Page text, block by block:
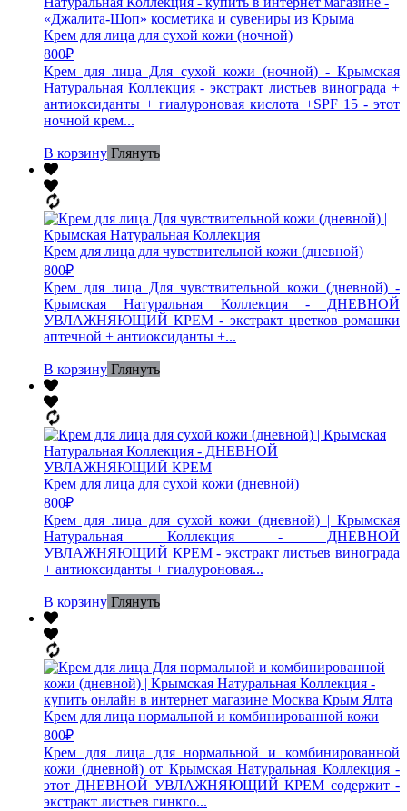
Крем для лица для сухой кожи (ночной)
800₽
Крем для лица Для сухой кожи (ночной) - Крымская
Натуральная Коллекция - экстракт листьев винограда +
антиоксиданты + гиалуроновая кислота +SPF 15 - этот
ночной крем...
В корзину Глянуть
Крем для лица для чувствительной кожи (дневной)
800₽
Крем для лица Для чувствительной кожи (дневной) -
Крымская Натуральная Коллекция - ДНЕВНОЙ
УВЛАЖНЯЮЩИЙ КРЕМ - экстракт цветков ромашки
аптечной + антиоксиданты +...
В корзину Глянуть
Крем для лица для сухой кожи (дневной)
800₽
Крем для лица для сухой кожи (дневной) | Крымская
Натуральная Коллекция - ДНЕВНОЙ
УВЛАЖНЯЮЩИЙ КРЕМ - экстракт листьев винограда
+ антиоксиданты + гиалуроновая...
В корзину Глянуть
Крем для лица нормальной и комбинированной кожи
800₽
Крем для лица для нормальной и комбинированной
кожи (дневной) от Крымская Натуральная Коллекция -
этот ДНЕВНОЙ УВЛАЖНЯЮЩИЙ КРЕМ содержит -
экстракт листьев гинкго...